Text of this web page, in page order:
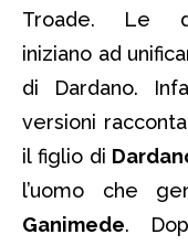
Troade. Le
iniziano ad
di Dardano.
versioni
il figlio di
l’uomo che
Ganimede.